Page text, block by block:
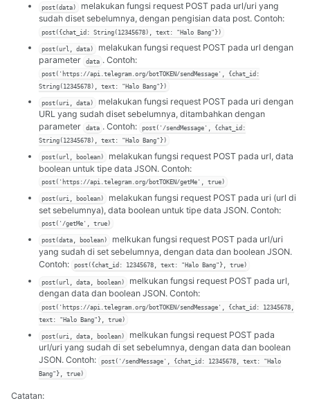
post(data)
melakukan fungsi request POST pada url/uri yang
sudah diset sebelumnya, dengan pengisian data post. Contoh:
post({chat_id: String(12345678), text: "Halo Bang"})
post(url, data)
melakukan fungsi request POST pada url dengan
parameter
data . Contoh:
post('https://api.telegram.org/botTOKEN/sendMessage', {chat_id:
String(12345678), text: "Halo Bang"})
post(uri, data)
melakukan fungsi request POST pada uri dengan
URL yang sudah diset sebelumnya, ditambahkan dengan
parameter
data . Contoh:
post('/sendMessage', {chat_id:
String(12345678), text: "Halo Bang"})
post(url, boolean)
melakukan fungsi request POST pada url, data
boolean untuk tipe data JSON. Contoh:
post('https://api.telegram.org/botTOKEN/getMe', true)
post(uri, boolean)
melakukan fungsi request POST pada uri (url di
set sebelumnya), data boolean untuk tipe data JSON. Contoh:
post('/getMe', true)
post(data, boolean)
melkukan fungsi request POST pada url/uri
yang sudah di set sebelumnya, dengan data dan boolean JSON.
Contoh:
post({chat_id: 12345678, text: "Halo Bang"}, true)
post(url, data, boolean)
melkukan fungsi request POST pada url,
dengan data dan boolean JSON. Contoh:
post('https://api.telegram.org/botTOKEN/sendMessage', {chat_id: 12345678,
text: "Halo Bang"}, true)
post(uri, data, boolean)
melkukan fungsi request POST pada
url/uri yang sudah di set sebelumnya, dengan data dan boolean
JSON. Contoh:
post('/sendMessage', {chat_id: 12345678, text: "Halo
Bang"}, true)
Catatan: